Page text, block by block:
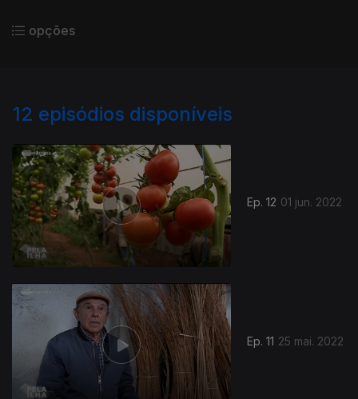
opções
12 episódios disponíveis
Ep. 12 01 jun. 2022
Ep. 11 25 mai. 2022